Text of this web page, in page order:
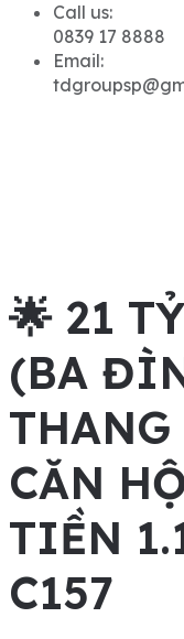
Call us:
0839 17 8888
Email:
🌟 21
(BA
THANG
CĂN
TIỀN
C157